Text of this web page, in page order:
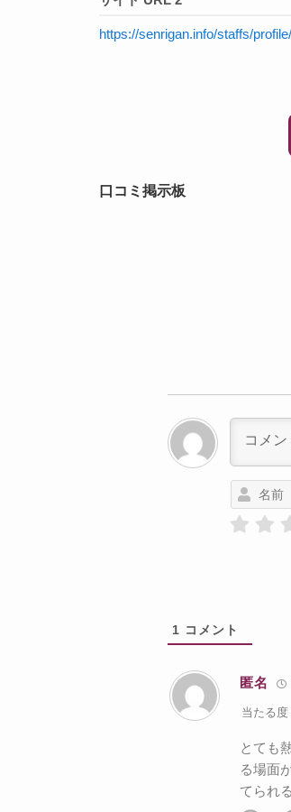
https://senrigan.info/staffs/
口コミ掲示板
1 コメント
匿名
当たる度
とても
る場面
てられ